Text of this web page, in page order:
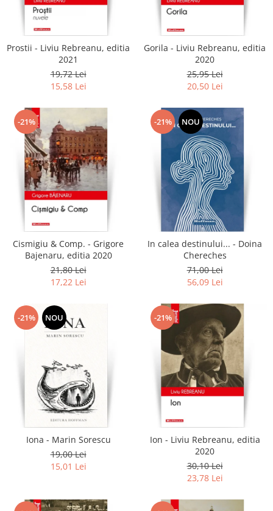
Literatura
Clasica
Contemporana
Universala
Non-fictiune
Calatorii
Memorii
Publicistica / Reportaje / Interviuri
Stiinte umaniste
Istorie
Sociologie si filozofie
Prostii - Liviu Rebreanu, editia
2021
19,72 Lei
15,58 Lei
Gorila - Liviu Rebreanu, editia
2020
25,95 Lei
20,50 Lei
-21%
Cismigiu & Comp. - Grigore
Bajenaru, editia 2020
21,80 Lei
17,22 Lei
-21% NOU
In calea destinului... - Doina
Chereches
71,00 Lei
56,09 Lei
-21% NOU
Iona - Marin Sorescu
19,00 Lei
15,01 Lei
-21%
Ion - Liviu Rebreanu, editia
2020
30,10 Lei
23,78 Lei